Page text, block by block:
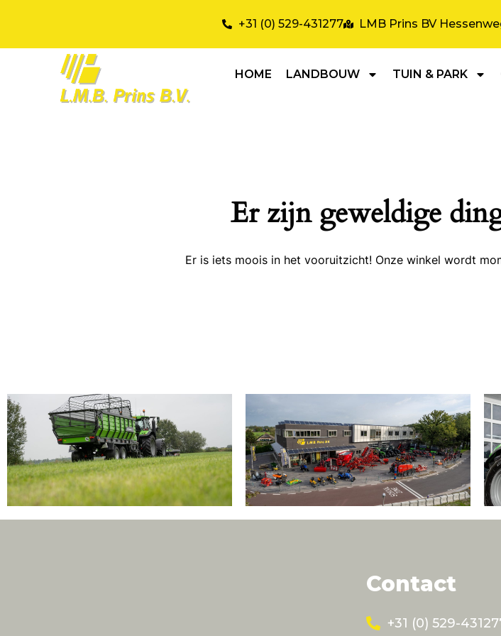
+31 (0) 529-431277 LMB Prins BV
HOME LANDBOUW TUIN & PARK
Er zijn geweldige
Er is iets moois in het vooruitzicht! Onze winkel wordt
Contact
+31 (0) 529-